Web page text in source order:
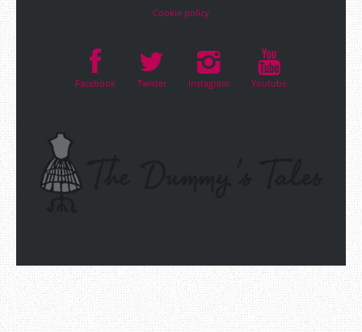
Cookie policy
Facebook Twitter Instagram Youtube